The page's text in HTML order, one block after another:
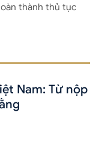
thành thủ tục
Nam: Từ nộp